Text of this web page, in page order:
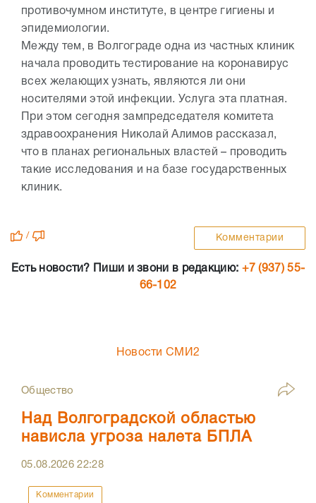
противочумном институте, в центре гигиены и
эпидемиологии.
Между тем, в Волгограде одна из частных клиник
начала проводить тестирование на коронавирус
всех желающих узнать, являются ли они
носителями этой инфекции. Услуга эта платная.
При этом сегодня зампредседателя комитета
здравоохранения Николай Алимов рассказал,
что в планах региональных властей – проводить
такие исследования и на базе государственных
клиник.
/ Комментарии
Есть новости? Пиши и звони в редакцию: +7 (937) 55-
66-102
Новости СМИ2
Общество
Над Волгоградской областью
нависла угроза налета БПЛА
05.08.202622:28
Комментарии